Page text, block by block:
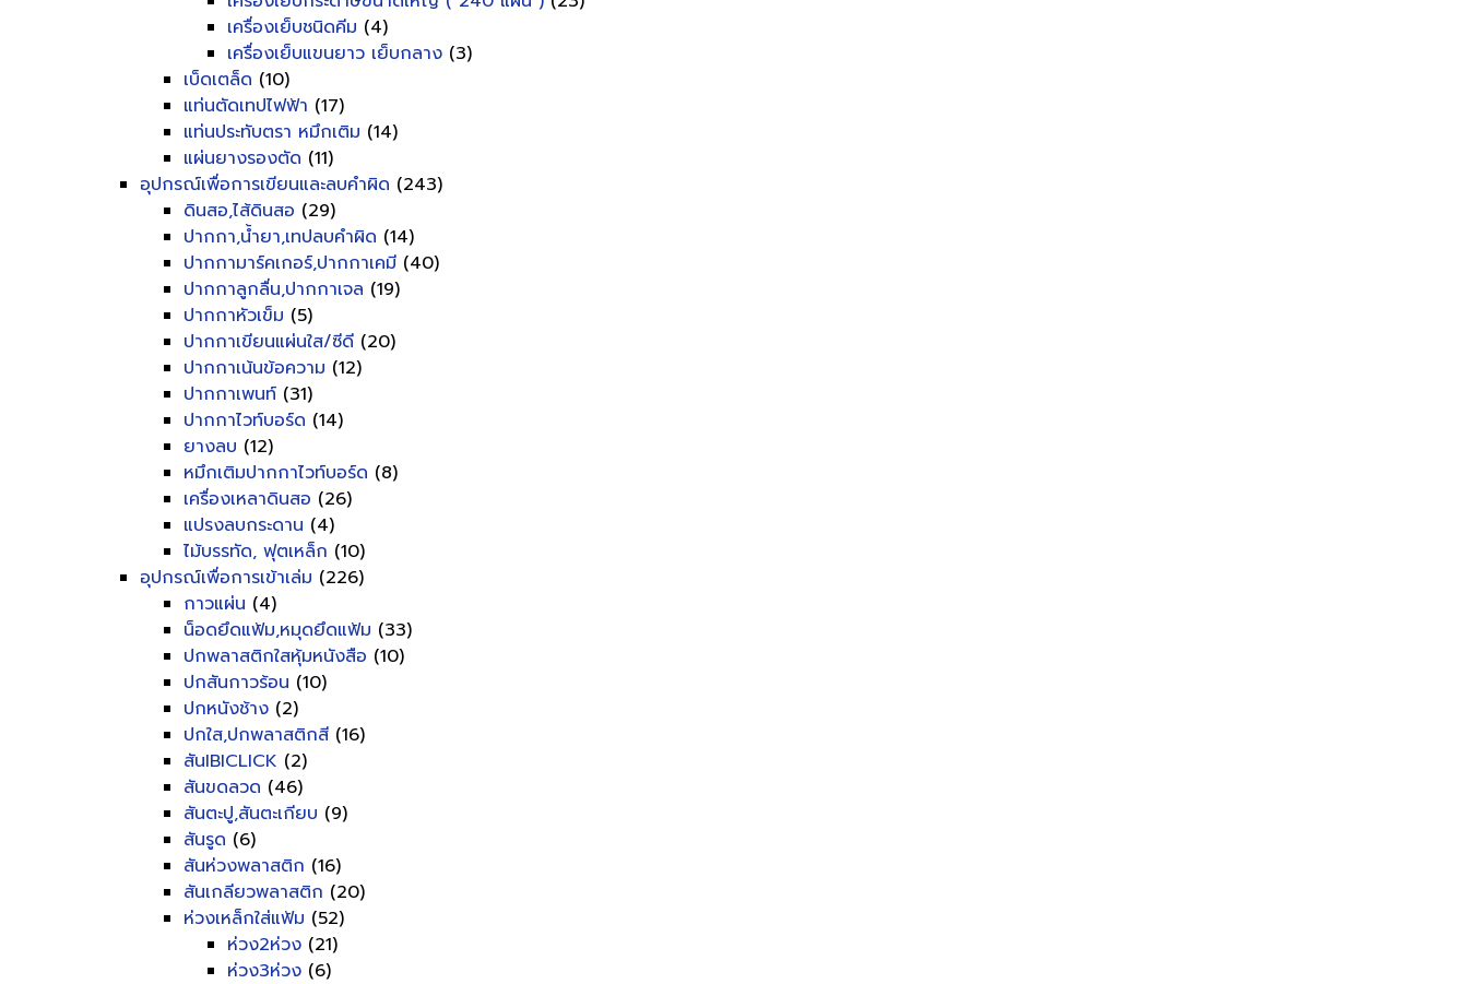
เครื่องเย็บชนิดคีม (4)
เครื่องเย็บแขนยาว เย็บกลาง (3)
เบ็ดเตล็ด (10)
แท่นตัดเทปไฟฟ้า (17)
แท่นประทับตรา หมึกเติม (14)
แผ่นยางรองตัด (11)
อุปกรณ์เพื่อการเขียนและลบคำผิด (243)
ดินสอ,ไส้ดินสอ (29)
ปากกา,น้ำยา,เทปลบคำผิด (14)
ปากกามาร์คเกอร์,ปากกาเคมี (40)
ปากกาลูกลื่น,ปากกาเจล (19)
ปากกาหัวเข็ม (5)
ปากกาเขียนแผ่นใส/ซีดี (20)
ปากกาเน้นข้อความ (12)
ปากกาเพนท์ (31)
ปากกาไวท์บอร์ด (14)
ยางลบ (12)
หมึกเติมปากกาไวท์บอร์ด (8)
เครื่องเหลาดินสอ (26)
แปรงลบกระดาน (4)
ไม้บรรทัด, ฟุตเหล็ก (10)
อุปกรณ์เพื่อการเข้าเล่ม (226)
กาวแผ่น (4)
น็อดยึดแฟ้ม,หมุดยึดแฟ้ม (33)
ปกพลาสติกใสหุ้มหนังสือ (10)
ปกสันกาวร้อน (10)
ปกหนังช้าง (2)
ปกใส,ปกพลาสติกสี (16)
สันIBICLICK (2)
สันขดลวด (46)
สันตะปู,สันตะเกียบ (9)
สันรูด (6)
สันห่วงพลาสติก (16)
สันเกลียวพลาสติก (20)
ห่วงเหล็กใส่แฟ้ม (52)
ห่วง2ห่วง (21)
ห่วง3ห่วง (6)